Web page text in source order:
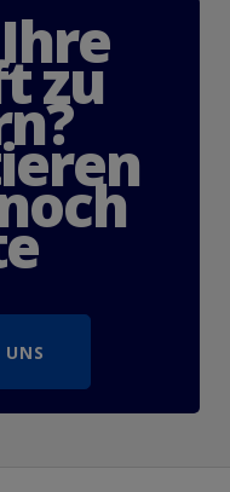
Ihre
tzu
n?
ieren
och
e
UNS